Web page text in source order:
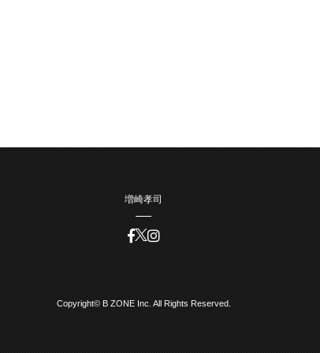
増崎孝司
Copyright© B ZONE Inc. All Rights Reserved.